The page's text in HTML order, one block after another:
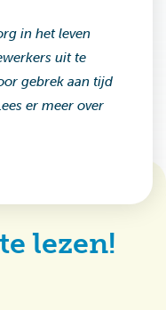
in het leven
uit te
gebrek aan tijd
er meer over
lezen!